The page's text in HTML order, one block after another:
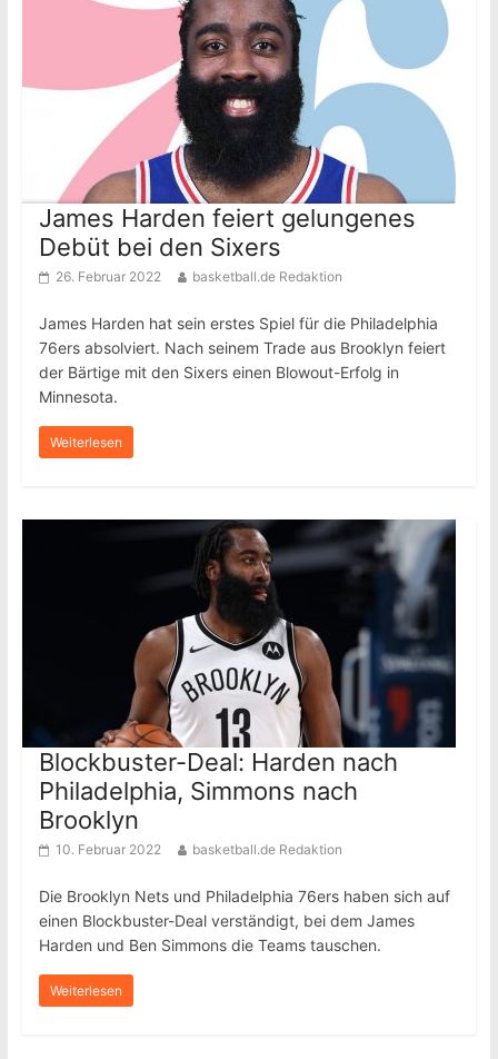
James Harden feiert gelungenes
Debüt bei den Sixers
26. Februar 2022 basketball.de Redaktion
James Harden hat sein erstes Spiel für die Philadelphia
76ers absolviert. Nach seinem Trade aus Brooklyn feiert
der Bärtige mit den Sixers einen Blowout-Erfolg in
Minnesota.
Weiterlesen
Blockbuster-Deal: Harden nach
Philadelphia, Simmons nach
Brooklyn
10. Februar 2022 basketball.de Redaktion
Die Brooklyn Nets und Philadelphia 76ers haben sich auf
einen Blockbuster-Deal verständigt, bei dem James
Harden und Ben Simmons die Teams tauschen.
Weiterlesen